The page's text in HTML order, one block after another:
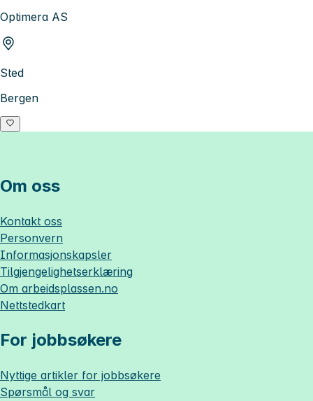
Optimera AS
Sted
Bergen
Om oss
Kontakt oss
Personvern
Informasjonskapsler
Tilgjengelighetserklæring
Om arbeidsplassen.no
Nettstedkart
For jobbsøkere
Nyttige artikler for jobbsøkere
Spørsmål og svar